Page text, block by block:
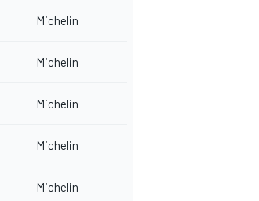
Michelin
Michelin
Michelin
Michelin
Michelin